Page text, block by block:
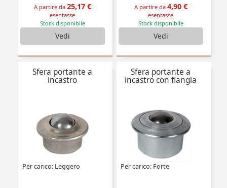
A partire da 25,17 €
esentasse
Stock disponibile
Vedi
A partire da 4,90 €
esentasse
Stock disponibile
Vedi
Sfera portante a
incastro
Per carico: Leggero
Sfera portante a
incastro con flangia
Per carico: Forte